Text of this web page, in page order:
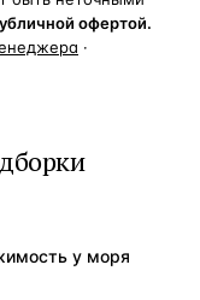
офертой.
·
у моря